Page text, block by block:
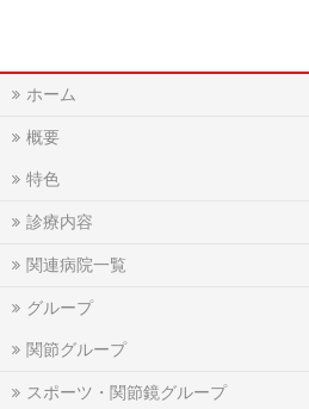
ホーム
概要
特色
診療内容
関連病院一覧
グループ
関節グループ
スポーツ・関節鏡グループ